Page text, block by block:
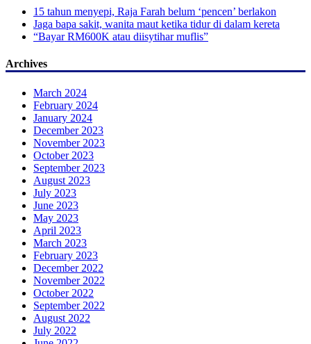
15 tahun menyepi, Raja Farah belum ‘pencen’ berlakon
Jaga bapa sakit, wanita maut ketika tidur di dalam kereta
“Bayar RM600K atau diisytihar muflis”
Archives
March 2024
February 2024
January 2024
December 2023
November 2023
October 2023
September 2023
August 2023
July 2023
June 2023
May 2023
April 2023
March 2023
February 2023
December 2022
November 2022
October 2022
September 2022
August 2022
July 2022